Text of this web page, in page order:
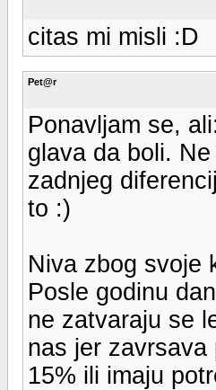
citas mi misli :D
Pet@r
Ponavljam se,
glava da boli.
zadnjeg
to :)
Niva zbog svoje
Posle godinu
ne zatvaraju se
nas jer
15% ili imaju